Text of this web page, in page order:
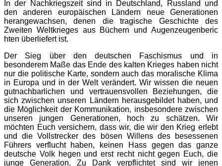
In der Nachkriegszeit sind in Deutschland, Russland und
den anderen europäischen Ländern neue Generationen
herangewachsen, denen die tragische Geschichte des
Zweiten Weltkrieges aus Büchern und Augenzeugenberic
hten überliefert ist.
Der Sieg über den deutschen Faschismus und in
besonderem Maße das Ende des kalten Krieges haben nicht
nur die politische Karte, sondern auch das moralische Klima
in Europa und in der Welt verändert. Wir wissen die neuen
gutnachbarlichen und vertrauensvollen Beziehungen, die
sich zwischen unseren Ländern herausgebildet haben, und
die Möglichkeit der Kommunikation, insbesondere zwischen
unseren jungen Generationen, hoch zu schätzen. Wir
möchten Euch versichern, dass wir, die wir den Krieg erlebt
und die Vollstrecker des bösen Willens des besessenen
Führers verflucht haben, keinen Hass gegen das ganze
deutsche Volk hegen und erst recht nicht gegen Euch, die
junge Generation. Zu Dank verpflichtet sind wir jenen